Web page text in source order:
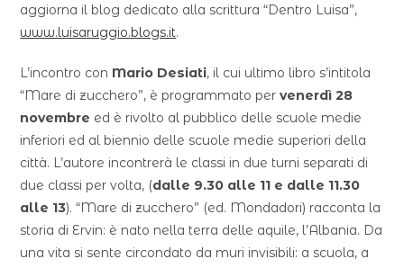
aggiorna il blog dedicato alla scrittura “Dentro Luisa”,
www.luisaruggio.blogs.it.
L’incontro con Mario Desiati, il cui ultimo libro s’intitola
“Mare di zucchero”, è programmato pervenerdì 28
novembre ed è rivolto al pubblico delle scuole medie
inferiori ed al biennio delle scuole medie superiori della
città. L’autore incontrerà le classi in due turni separati di
due classi per volta, (dalle 9.30 alle 11 e dalle 11.30
alle 13). “Mare di zucchero” (ed. Mondadori) racconta la
storia di Ervin: è nato nella terra delle aquile, l’Albania. Da
una vita si sente circondato da muri invisibili: a scuola, a